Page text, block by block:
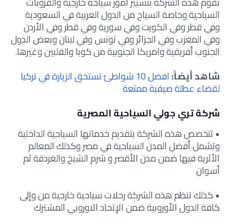
السياحية وخاصة السياح من الدول العربية في السعودية
وفي قطر وفي الكويت وفي سورية وفي قطر وفي الأردن
وفي المغرب وفي الجزائر وفي تونس وفي لبنان وبعض الدول
الجنوب أفريقية وامريكا الجنوبية من كوبا والفلبين وغيرها.
شاهد أيضاً:
افضل 10 شواطئ تستحق الزيارة في تركيا
لقضاء عطلة صيفية ممتعة
شركة تري جولي السياحية المصرية
• تتخصص هذه الشركة بتقديم خدماتها السياحية الداخلية
وتشمل أفضل المدن السياحية في مصر وكذلك المعالم
الأثرية فيها ضمن مدن الأقصر و شرم الشيخ والغردقة ثم
أسوان
• كذلك تنظم هذه الشركة رحلات سياحية خارجية من وإلى
كافة الدول الأوروبية ضمن الإتحاد الاوروبي المشترك